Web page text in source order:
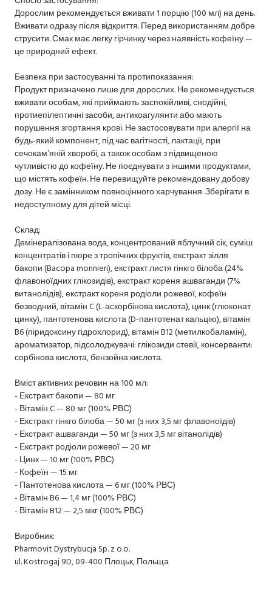
Дорослим рекомендується вживати 1 порцію (100 мл) на день.
Вживати одразу після відкриття. Перед використанням добре
струсити. Смак має легку гірчинку через наявність кофеїну —
це природний ефект.
Безпека при застосуванні та протипоказання:
Продукт призначено лише для дорослих. Не рекомендується
вживати особам, які приймають заспокійливі, снодійні,
протиепілептичні засоби, антикоагулянти або мають
порушення згортання крові. Не застосовувати при алергії на
будь-який компонент, під час вагітності, лактації, при
сечокамʼяній хворобі, а також особам з підвищеною
чутливістю до кофеїну. Не поєднувати з іншими продуктами,
що містять кофеїн. Не перевищуйте рекомендовану добову
дозу. Не є замінником повноцінного харчування. Зберігати в
недоступному для дітей місці.
Склад:
Демінералізована вода, концентрований яблучний сік, суміш
концентратів і пюре з тропічних фруктів, екстракт зілля
бакопи (Bacopa monnieri), екстракт листя гінкго білоба (24%
флавоноїдних глікозидів), екстракт кореня ашваганди (7%
витанолідів), екстракт кореня родіоли рожевої, кофеїн
безводний, вітамін C (L-аскорбінова кислота), цинк (глюконат
цинку), пантотенова кислота (D-пантотенат кальцію), вітамін
B6 (піридоксину гідрохлорид), вітамін B12 (метилкобаламін),
ароматизатор, підсолоджувачі: глікозиди стевії, консерванти:
сорбінова кислота, бензойна кислота.
Вміст активних речовин на 100 мл:
- Екстракт бакопи — 80 мг
- Вітамін C — 80 мг (100% РВС)
- Екстракт гінкго білоба — 50 мг (з них 3,5 мг флавоноїдів)
- Екстракт ашваганди — 50 мг (з них 3,5 мг вітанолідів)
- Екстракт родіоли рожевої — 20 мг
- Цинк — 10 мг (100% РВС)
- Кофеїн — 15 мг
- Пантотенова кислота — 6 мг (100% РВС)
- Вітамін B6 — 1,4 мг (100% РВС)
- Вітамін B12 — 2,5 мкг (100% РВС)
Виробник:
Pharmovit Dystrybucja Sp. z o.o.
ul. Kostrogaj 9D, 09-400 Плоцьк, Польща